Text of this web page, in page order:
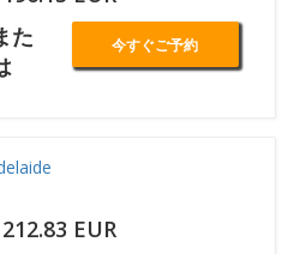
た
今すぐご予約
EUR